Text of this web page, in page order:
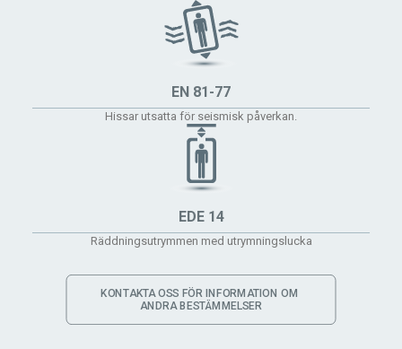
EN 81-77
Hissar utsatta för seismisk påverkan.
EDE 14
Räddningsutrymmen med utrymningslucka
KONTAKTA OSS FÖR INFORMATION OM
ANDRA BESTÄMMELSER